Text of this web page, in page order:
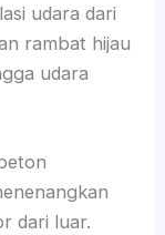
udara dari
rambat hijau
udara
dari luar.